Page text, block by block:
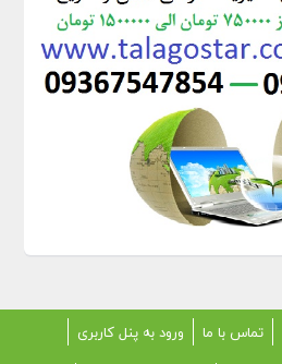
تماس با ما
ورود به پنل کاربری